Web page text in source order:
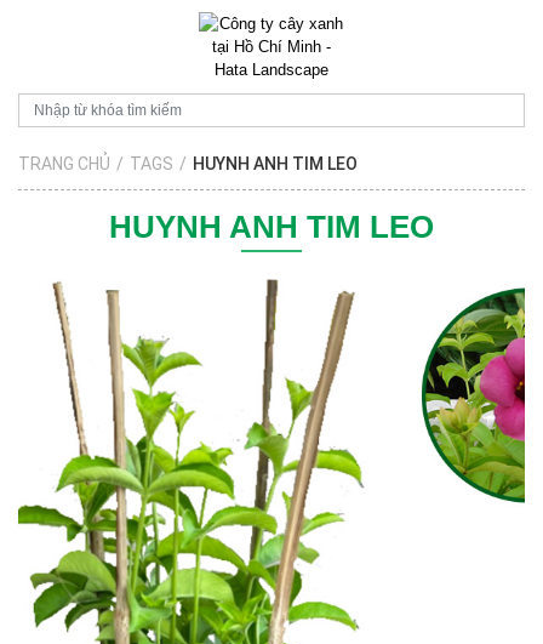
TRANG CHỦ / TAGS / HUYNH ANH TIM LEO
HUYNH ANH TIM LEO